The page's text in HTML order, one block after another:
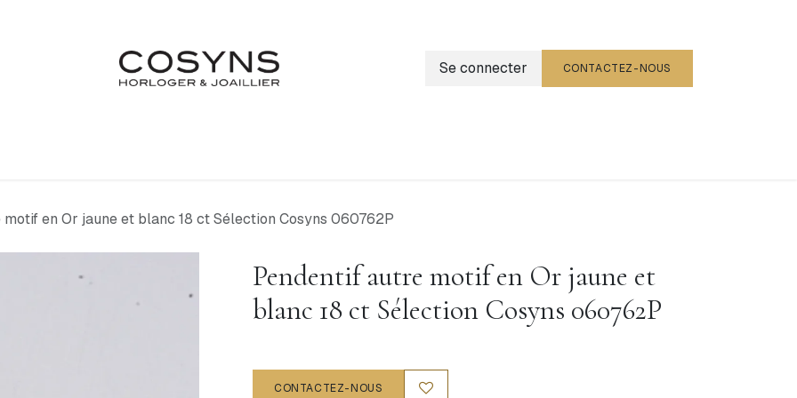
Se connecter CONTACTEZ-NOUS
motif en Or jaune et blanc 18 ct Sélection Cosyns 060762P
Pendentif autre motif en Or jaune et
blanc 18 ct Sélection Cosyns 060762P
CONTACTEZ-NOUS